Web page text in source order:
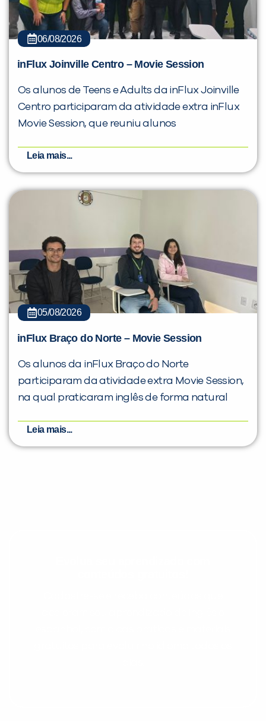
06/08/2026
inFlux Joinville Centro – Movie Session
Os alunos de Teens e Adults da inFlux Joinville
Centro participaram da atividade extra inFlux
Movie Session, que reuniu alunos
Leia mais...
05/08/2026
inFlux Braço do Norte – Movie Session
Os alunos da inFlux Braço do Norte
participaram da atividade extra Movie Session,
na qual praticaram inglês de forma natural
Leia mais...